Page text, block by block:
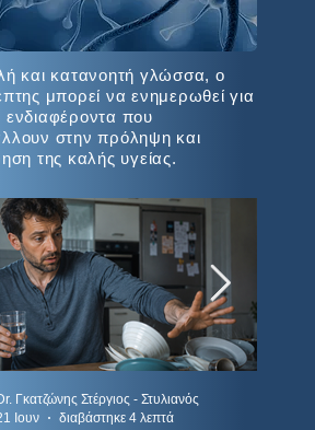
και κατανοητή γλώσσα, ο
μπορεί να ενημερωθεί για
που
στην πρόληψη και
της καλής υγείας.
Γκατζώνης Στέργιος - Στυλιανός
Ιουν
διαβάστηκε 4 λεπτά